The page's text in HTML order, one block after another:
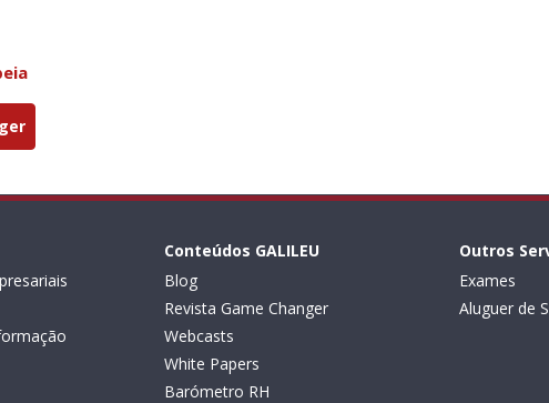
Conteúdos GALILEU
Blog
Revista Game Changer
Webcasts
White Papers
Barómetro RH
Outros
Exames
Aluguer de